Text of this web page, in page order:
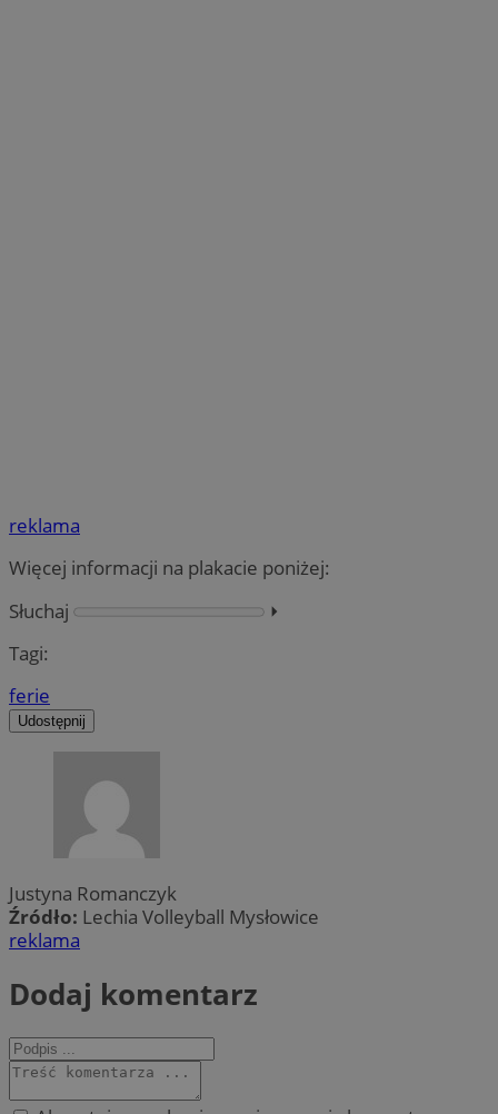
reklama
Więcej informacji na plakacie poniżej:
Słuchaj
⏵︎
Tagi:
ferie
Udostępnij
Justyna Romanczyk
Źródło: Lechia Volleyball Mysłowice
reklama
Dodaj komentarz